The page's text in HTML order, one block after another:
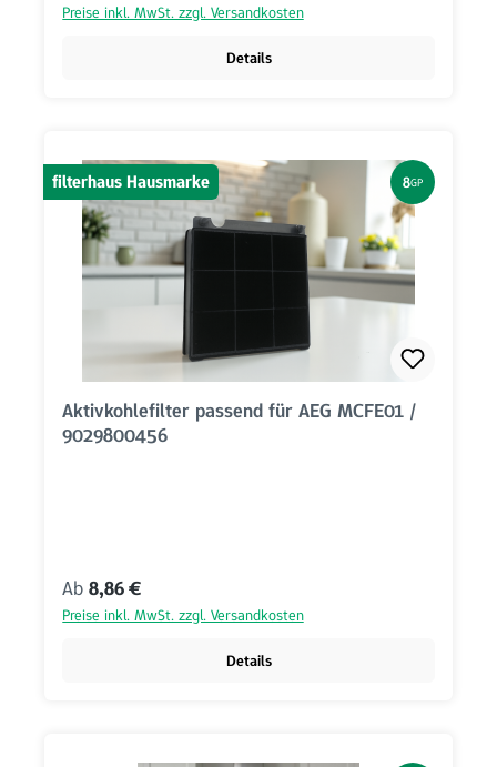
Preise inkl. MwSt. zzgl. Versandkosten
Details
filterhaus Hausmarke 8GP
Aktivkohlefilter passend für AEG MCFE01 /
9029800456
Regulärer Preis:
Ab 8,86 €
Preise inkl. MwSt. zzgl. Versandkosten
Details